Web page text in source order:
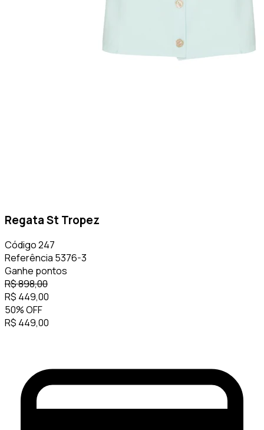
Regata St Tropez
Código247
Referência 5376-3
Ganhe pontos
R$898,00
R$ 449,00
50%OFF
R$ 449,00